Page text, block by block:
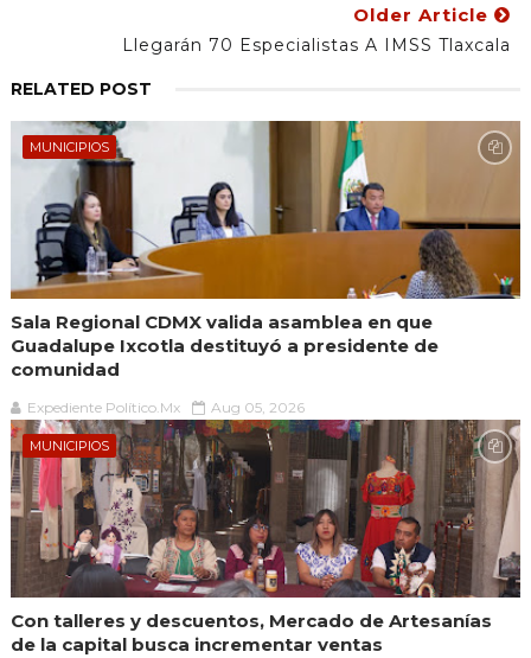
Older Article
Llegarán 70 Especialistas A IMSS Tlaxcala
RELATED POST
MUNICIPIOS
Sala Regional CDMX valida asamblea en que
Guadalupe Ixcotla destituyó a presidente de
comunidad
Expediente Político.Mx Aug 05, 2026
MUNICIPIOS
Con talleres y descuentos, Mercado de Artesanías
de la capital busca incrementar ventas